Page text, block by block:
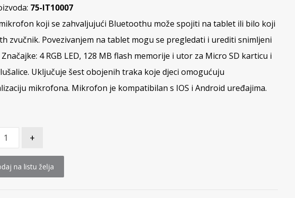
75-IT10007
koji se zahvaljujući Bluetoothu može spojiti na tablet ili bilo koji
zvučnik. Povezivanjem na tablet mogu se pregledati i urediti snimljeni
4 RGB LED, 128 MB flash memorije i utor za Micro SD karticu i
Uključuje šest obojenih traka koje djeci omogućuju
mikrofona. Mikrofon je kompatibilan s IOS i Android uređajima.
+
na listu želja